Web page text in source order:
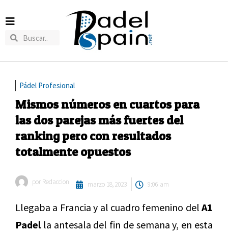
Pádel Profesional
Mismos números en cuartos para
las dos parejas más fuertes del
ranking pero con resultados
totalmente opuestos
por Redaccion marzo 18, 2023 9:06 am
Llegaba a Francia y al cuadro femenino del A1
Padella antesala del fin de semana y, en esta